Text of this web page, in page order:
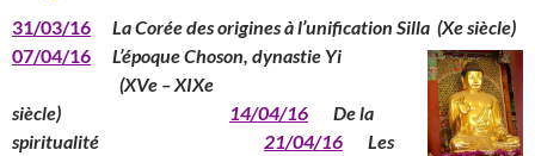
31/03/16
La Corée des origines à l’unification Silla (Xe siècle)
07/04/16
L’époque Choson, dynastie Yi
(XVe – XIXe
siècle)
14/04/16
De la
spiritualité 21/04/16
Les